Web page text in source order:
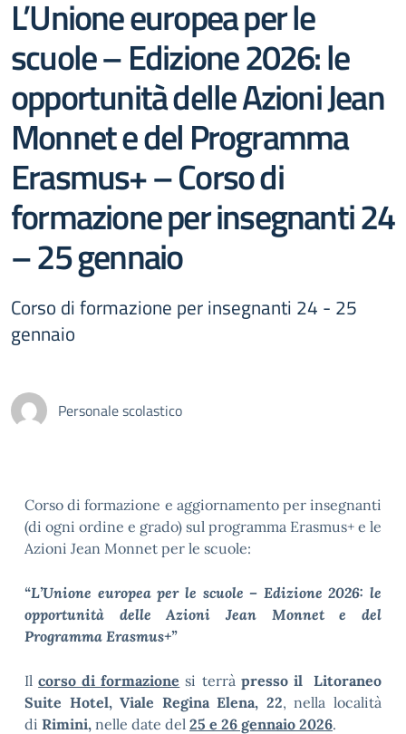
L’Unione europea per le
scuole – Edizione 2026: le
opportunità delle Azioni Jean
Monnet e del Programma
Erasmus+ – Corso di
formazione per insegnanti 24
– 25 gennaio
Corso di formazione per insegnanti 24 - 25
gennaio
Personale scolastico
Corso di formazione e aggiornamento per insegnanti
(di ogni ordine e grado) sul programma Erasmus+ e le
Azioni Jean Monnet per le scuole:
“L’Unione europea per le scuole – Edizione 2026: le
opportunità delle Azioni Jean Monnet e del
Programma Erasmus+”
Ilcorso di formazione si terrà presso il Litoraneo
Suite Hotel, Viale Regina Elena, 22, nella località
di Rimini, nelle date del 25 e 26 gennaio 2026.